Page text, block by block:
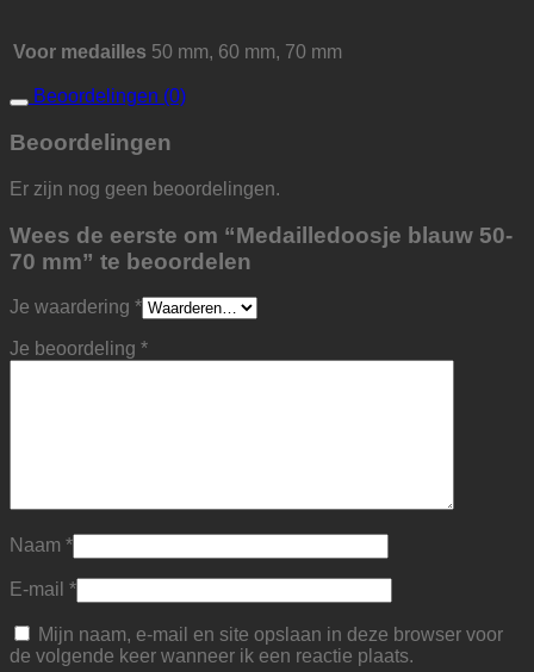
Voor medailles 50 mm, 60 mm, 70 mm
Beoordelingen (0)
Beoordelingen
Er zijn nog geen beoordelingen.
Wees de eerste om “Medailledoosje blauw 50-
70 mm” te beoordelen
Je waardering *
Je beoordeling *
Naam *
E-mail *
Mijn naam, e-mail en site opslaan in deze browser voor
de volgende keer wanneer ik een reactie plaats.